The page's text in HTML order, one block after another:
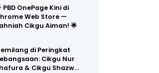
PBD OnePage Kini di
Web Store —
Cikgu Aiman! 🌟
di Peringkat
Cikgu Nur
& Cikgu Shazw…